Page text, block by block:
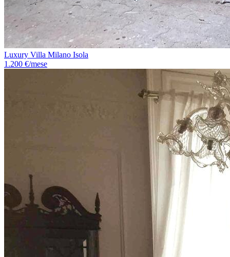
Luxury Villa Milano Isola
1.200 €/mese